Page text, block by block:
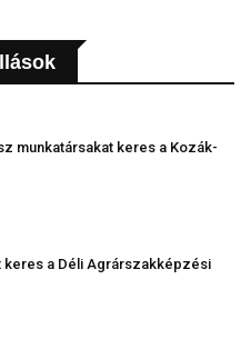
munkatársakat keres a Kozák-
keres a Déli Agrárszakképzési